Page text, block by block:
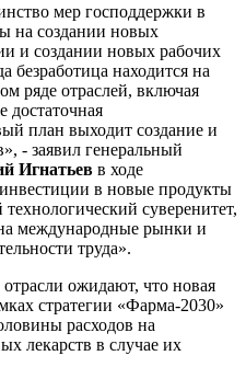
мер господдержки в
на создании новых
и создании новых рабочих
безработица находится на
ряде отраслей, включая
достаточная
план выходит создание и
- заявил генеральный
Игнатьев в ходе
в новые продукты
суверенитет,
международные рынки и
труда».
ожидают, что новая
стратегии «Фарма-2030»
расходов на
лекарств в случае их